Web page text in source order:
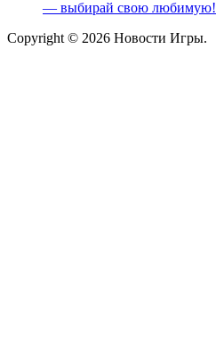
— выбирай свою любимую!
Copyright © 2026 Новости Игры.